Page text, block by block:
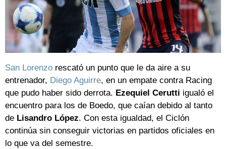
San Lorenzo rescató un punto que le da aire a su
entrenador, Diego Aguirre, en un empate contra Racing
que pudo haber sido derrota. Ezequiel Cerutti igualó el
encuentro para los de Boedo, que caían debido al tanto
de Lisandro López. Con esta igualdad, el Ciclón
continúa sin conseguir victorias en partidos oficiales en
lo que va del semestre.